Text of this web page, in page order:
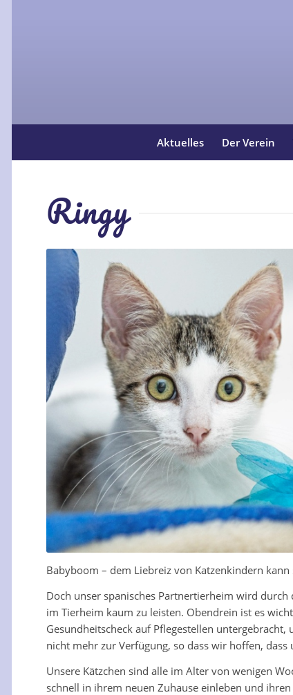
Aktuelles Der Verein
Ringy
Babyboom – dem Liebreiz von Katzenkindern
Doch unser spanisches Partnertierheim wird
im Tierheim kaum zu leisten. Obendrein ist es
Gesundheitscheck auf Pflegestellen
nicht mehr zur Verfügung, so dass wir hoffen,
Unsere Kätzchen sind alle im Alter von wenigen
schnell in ihrem neuen Zuhause einleben und